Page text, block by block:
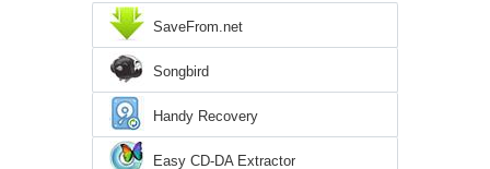
SaveFrom.net
Songbird
Handy Recovery
Easy CD-DA Extractor